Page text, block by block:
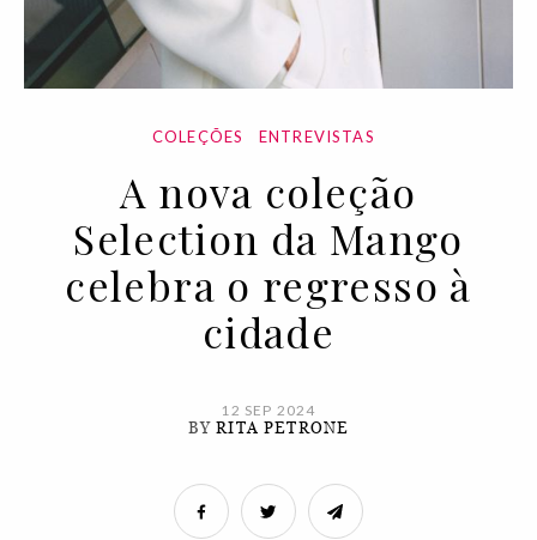
COLEÇÕES ENTREVISTAS
A nova coleção
Selection da Mango
celebra o regresso à
cidade
12 SEP 2024
BYRITA PETRONE